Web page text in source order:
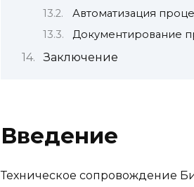
Автоматизация
Документирование
Заключение
Введение
Техническое сопровождение